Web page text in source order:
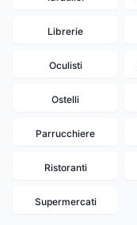
Librerie
Oculisti
Ostelli
Parrucchiere
Ristoranti
Supermercati